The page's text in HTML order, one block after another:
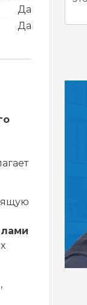
Да
Да
,